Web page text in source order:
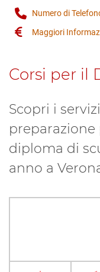
Numero di
Maggiori
Corsi per il
Scopri i
diploma di
anno a